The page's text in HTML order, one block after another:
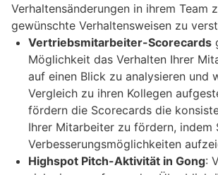
Verhaltensänderungen in ihrem Team
gewünschte Verhaltensweisen zu
Vertriebsmitarbeiter-Scorecards
Möglichkeit das Verhalten Ihrer
auf einen Blick zu analysieren und
Vergleich zu ihren Kollegen
fördern die Scorecards die
Ihrer Mitarbeiter zu fördern, indem
Verbesserungsmöglichkeiten
Highspot Pitch-Aktivität in Gong: